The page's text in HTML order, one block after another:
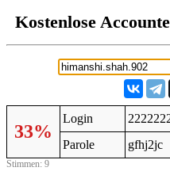
Kostenlose
33%
Login
Parole
gfhj2jc
Stimmen: 9